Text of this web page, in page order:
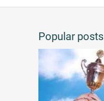
Popular posts